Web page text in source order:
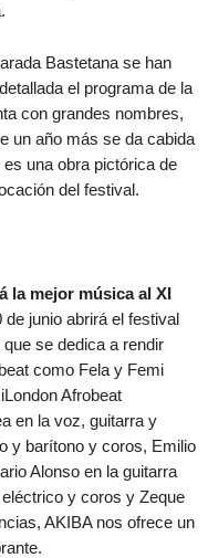
Bastetana se han
el programa de la
con grandes nombres,
un año más se da cabida
una obra pictórica de
del festival.
la mejor música al XI
junio abrirá el festival
se dedica a rendir
como Fela y Femi
Afrobeat
en la voz, guitarra y
y barítono y coros, Emilio
Alonso en la guitarra
y coros y Zeque
AKIBA nos ofrece un